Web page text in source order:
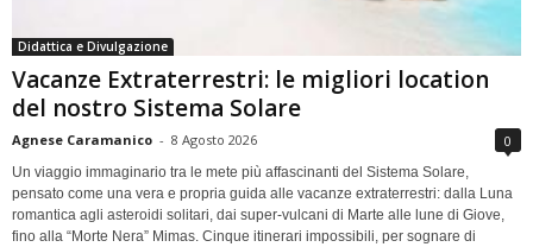
Didattica e Divulgazione
Vacanze Extraterrestri: le migliori location
del nostro Sistema Solare
Agnese Caramanico - 8 Agosto 2026 0
Un viaggio immaginario tra le mete più affascinanti del Sistema Solare,
pensato come una vera e propria guida alle vacanze extraterrestri: dalla Luna
romantica agli asteroidi solitari, dai super-vulcani di Marte alle lune di Giove,
fino alla “Morte Nera” Mimas. Cinque itinerari impossibili, per sognare di